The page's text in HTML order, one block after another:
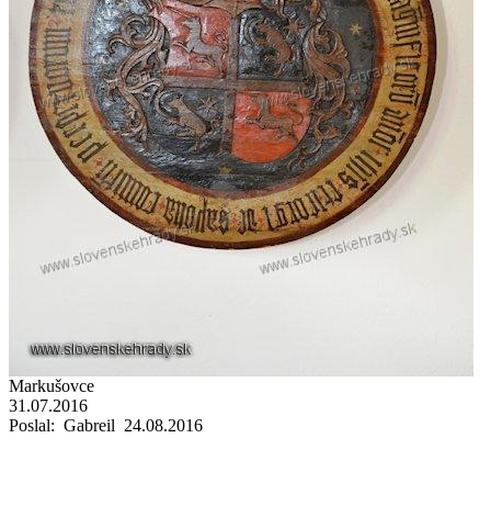
Markušovce
31.07.2016
Poslal: Gabreil 24.08.2016